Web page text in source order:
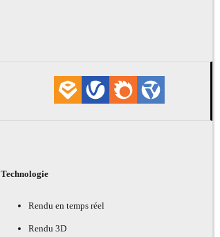
Technologie
Rendu en temps réel
Rendu 3D